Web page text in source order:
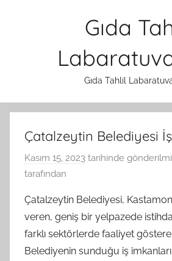
Gıda
Gıda Tahlil
Çatalzeytin Belediyesi
Kasım 15, 2023 tarihinde
tarafından
Çatalzeytin Belediyesi,
veren, geniş bir yelpazede
farklı sektörlerde faaliyet
Belediyenin sunduğu iş